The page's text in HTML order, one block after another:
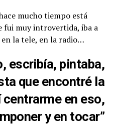
mucho tiempo está
fui muy introvertida, iba a
la tele, en la radio…
escribía, pintaba,
que encontré la
en eso,
y en tocar”